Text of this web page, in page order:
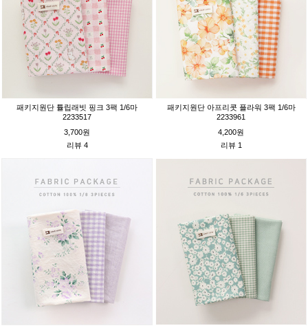
패키지원단 튤립래빗 핑크 3팩 1/6마
2233517
3,700원
리뷰 4
패키지원단 아프리콧 플라워 3팩 1/6마
2233961
4,200원
리뷰 1